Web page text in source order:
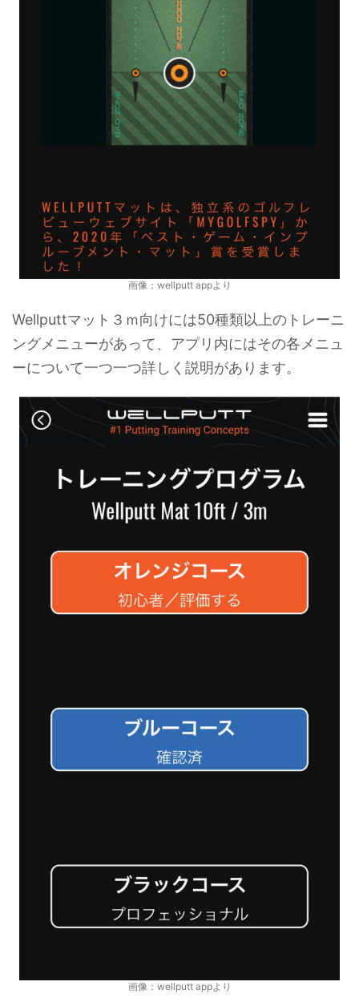
画像：wellputt appより
Wellputtマット３ｍ向けには50種類以上のトレーニ
ングメニューがあって、アプリ内にはその各メニュ
ーについて一つ一つ詳しく説明があります。
画像：wellputt appより